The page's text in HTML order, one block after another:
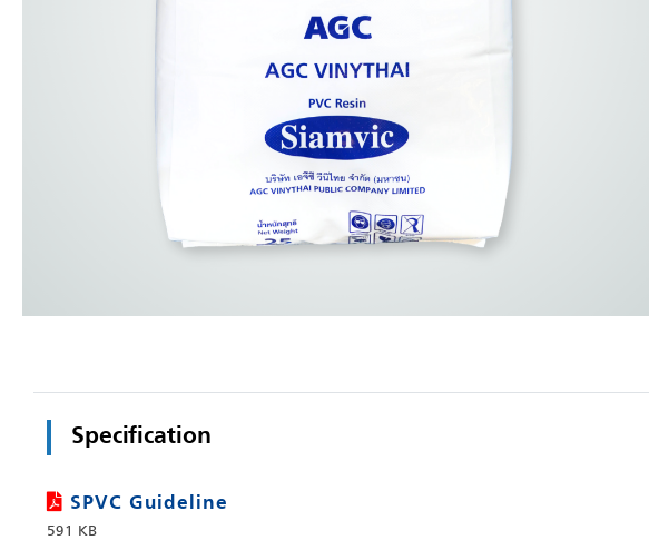
Specification
SPVC Guideline
591 KB